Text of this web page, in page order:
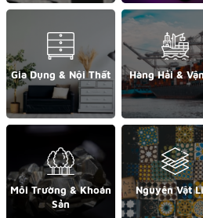
Gia Dụng & Nội Thất Hàng Hải &
Môi Trường & Khoán
Sản
Nguyên Vật